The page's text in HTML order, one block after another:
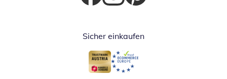
Öffnet in neuem Fenster
Öffnet in neuem Fenster
Öffnet in neuem Fenster
Sicher einkaufen
Öffnet in neuem Fenster
Öffnet in neuem Fenster